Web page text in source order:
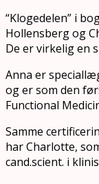
“Klogedelen” i
Hollensberg og
De er virkelig en
Anna er
og er som den
Functional
Samme
har Charlotte,
cand.scient. i